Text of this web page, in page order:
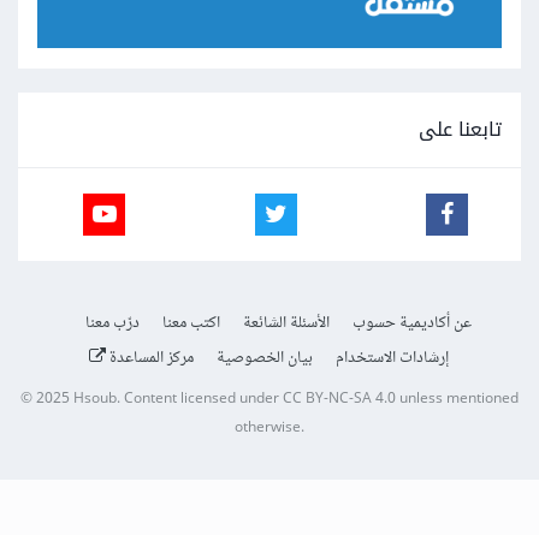
تابعنا على
عن أكاديمية حسوب الأسئلة الشائعة اكتب معنا
درّب معنا
إرشادات الاستخدام
بيان الخصوصية مركز المساعدة
© 2025 Hsoub.Content licensed underCC BY-NC-SA 4.0unless mentioned
otherwise.